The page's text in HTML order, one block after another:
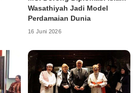
Wasathiyah Jadi Model
Perdamaian Dunia
16 Juni 2026